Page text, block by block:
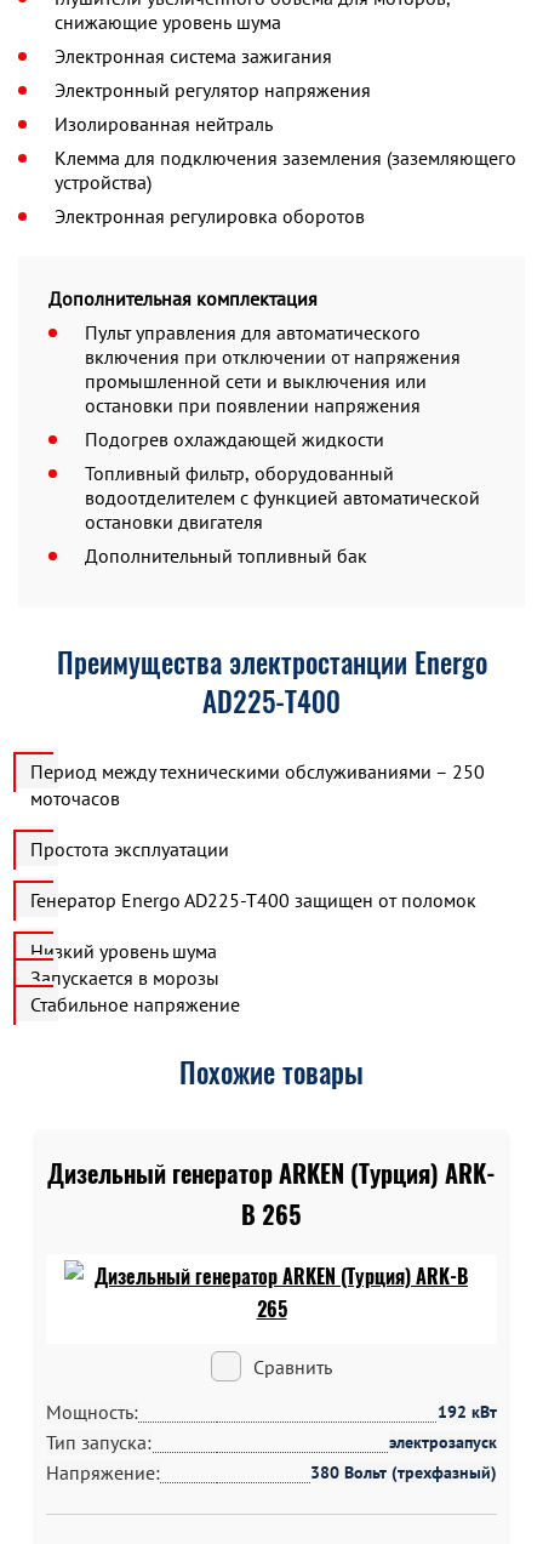
снижающие уровень шума
Электронная система зажигания
Электронный регулятор напряжения
Изолированная нейтраль
Клемма для подключения заземления (заземляющего
устройства)
Электронная регулировка оборотов
Дополнительная комплектация
Пульт управления для автоматического
включения при отключении от напряжения
промышленной сети и выключения или
остановки при появлении напряжения
Подогрев охлаждающей жидкости
Топливный фильтр, оборудованный
водоотделителем с функцией автоматической
остановки двигателя
Дополнительный топливный бак
Преимущества электростанции Energo
AD225-T400
Период между техническими обслуживаниями – 250
моточасов
Простота эксплуатации
Генератор Energo AD225-T400 защищен от поломок
Низкий уровень шума
Запускается в морозы
Стабильное напряжение
Похожие товары
Дизельный генератор ARKEN (Турция) ARK-
B 265
Сравнить
Мощность:
192 кВт
Тип запуска: электрозапуск
Напряжение: 380 Вольт (трехфазный)